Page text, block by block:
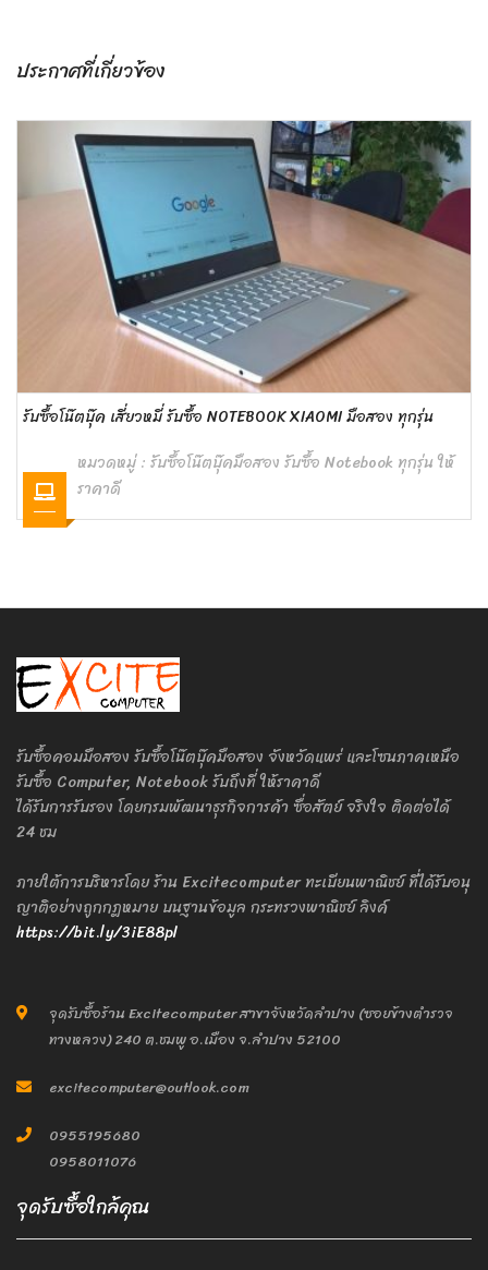
ประกาศที่เกี่ยวข้อง
รับซื้อโน๊ตบุ๊ค เสี่ยวหมี่ รับซื้อ NOTEBOOK ‎XIAOMI มือสอง ทุกรุ่น
หมวดหมู่ : รับซื้อโน๊ตบุ๊คมือสอง รับซื้อ Notebook ทุกรุ่น ให้
ราคาดี
รับซื้อคอมมือสอง รับซื้อโน๊ตบุ๊คมือสอง จังหวัดแพร่ และโซนภาคเหนือ
รับซื้อ Computer, Notebook รับถึงที่ ให้ราคาดี
ได้รับการรับรอง โดยกรมพัฒนาธุรกิจการค้า ซื่อสัตย์ จริงใจ ติดต่อได้
24 ชม
ภายใต้การบริหารโดย ร้าน Excitecomputer ทะเบียนพาณิชย์ ที่ได้รับอนุ
ญาติอย่างถูกกฎหมาย บนฐานข้อมูล กระทรวงพาณิชย์ ลิงค์
https://bit.ly/3iE88pl
จุดรับซื้อร้าน Excitecomputer สาขาจังหวัดลำปาง (ซอยข้างตำรวจ
ทางหลวง) 240 ต.ชมพู อ.เมือง จ.ลำปาง 52100
excitecomputer@outlook.com
0955195680
0958011076
จุดรับซื้อใกล้คุณ